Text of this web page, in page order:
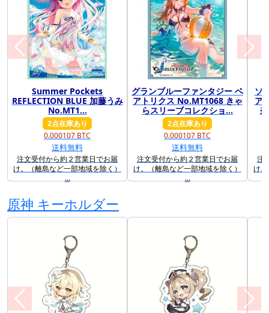
Summer Pockets
REFLECTION BLUE 加藤うみ
No.MT1...
2点在庫あり
0.000107 BTC
送料無料
注文受付から約２営業日でお届
け。（離島など一部地域を除く）
...
グランブルーファンタジー ベ
アトリクス No.MT1068 きゃ
らスリーブコレクショ...
2点在庫あり
0.000107 BTC
送料無料
注文受付から約２営業日でお届
け。（離島など一部地域を除く）
...
ソ
ア
注
け
前に戻る 次
原神 キーホルダー